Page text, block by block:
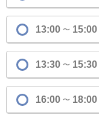
13:00 〜 15:00
13:30 〜 15:30
16:00 〜 18:00